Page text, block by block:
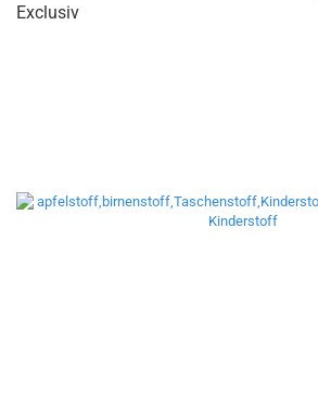
Exclusiv